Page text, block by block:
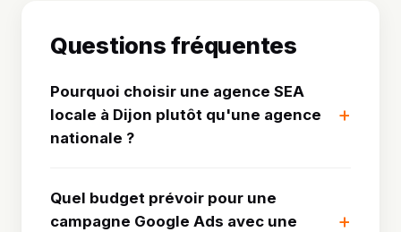
Questions fréquentes
Pourquoi choisir une agence SEA
locale à Dijon plutôt qu'une agence
nationale ?
Quel budget prévoir pour une
campagne Google Ads avec une